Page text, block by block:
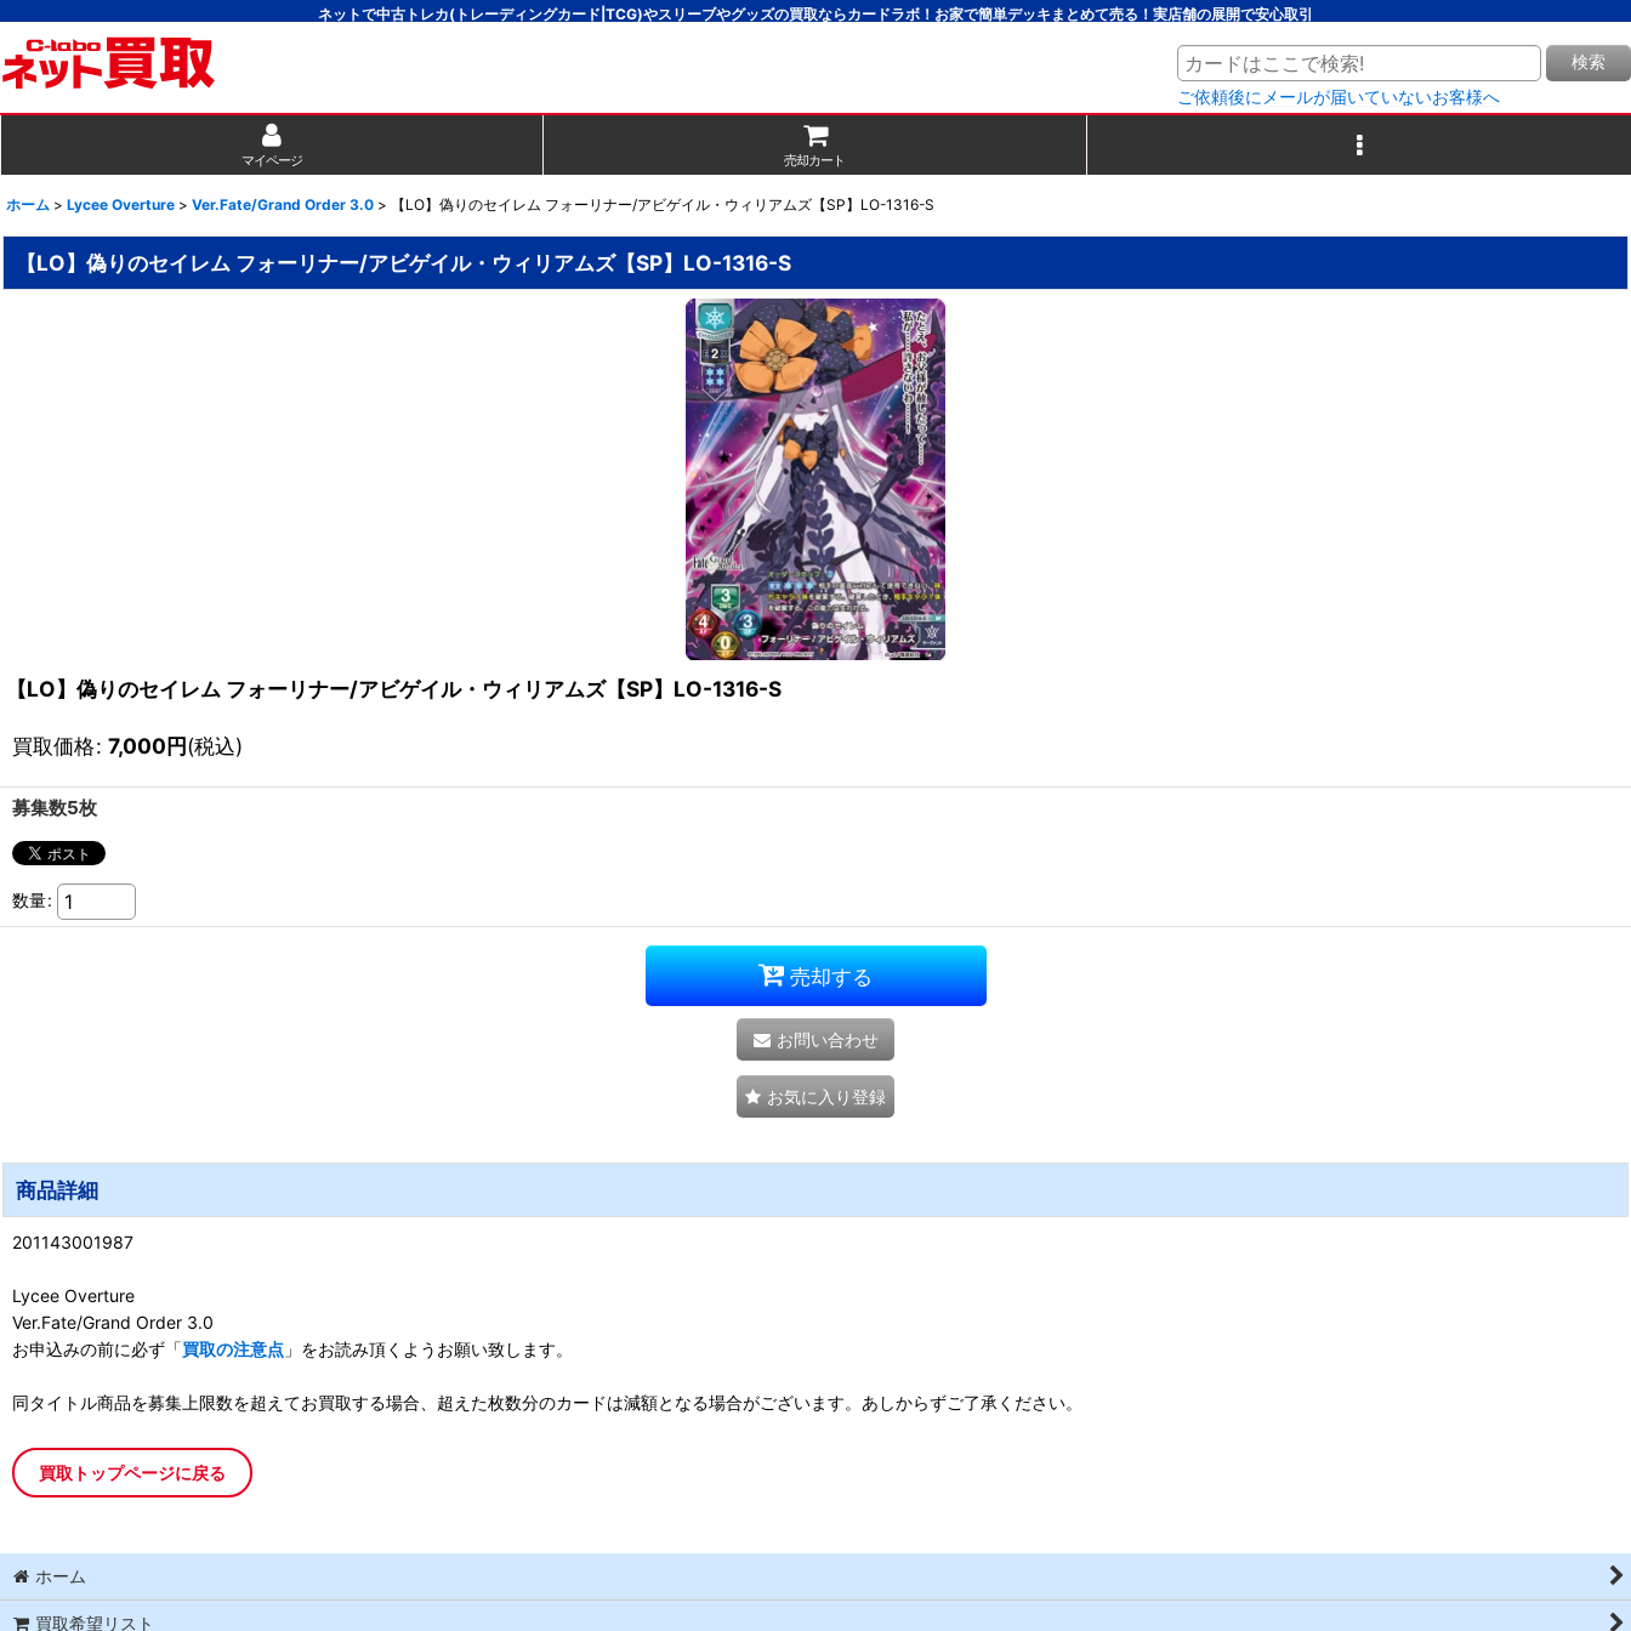
ネットで中古トレカ(トレーディングカード|TCG)やスリーブやグッズの買取ならカードラボ！お家で簡単デッキまとめて売る！実店舗の展開で安心取引
検索
ご依頼後にメールが届いていないお客様へ
マイページ 売却カート
ホーム > Lycee Overture > Ver.Fate/Grand Order 3.0 > 【LO】偽りのセイレム フォーリナー/アビゲイル・ウィリアムズ【SP】LO-1316-S
【LO】偽りのセイレム フォーリナー/アビゲイル・ウィリアムズ【SP】LO-1316-S
【LO】偽りのセイレム フォーリナー/アビゲイル・ウィリアムズ【SP】LO-1316-S
買取価格: 7,000円(税込)
募集数5枚
数量:
売却する
お問い合わせ
お気に入り登録
商品詳細
201143001987
Lycee Overture
Ver.Fate/Grand Order 3.0
お申込みの前に必ず「買取の注意点 」をお読み頂くようお願い致します。
同タイトル商品を募集上限数を超えてお買取する場合、超えた枚数分のカードは減額となる場合がございます。あしからずご了承ください。
買取トップページに戻る
ホーム
買取希望リスト